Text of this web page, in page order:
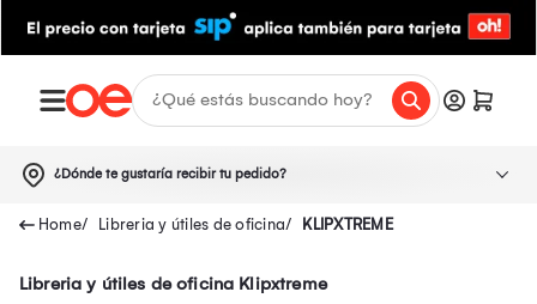
¿Dónde te gustaría recibir tu pedido?
Libreria y útiles de oficina KLIPXTREME
Libreria y útiles de oficina Klipxtreme